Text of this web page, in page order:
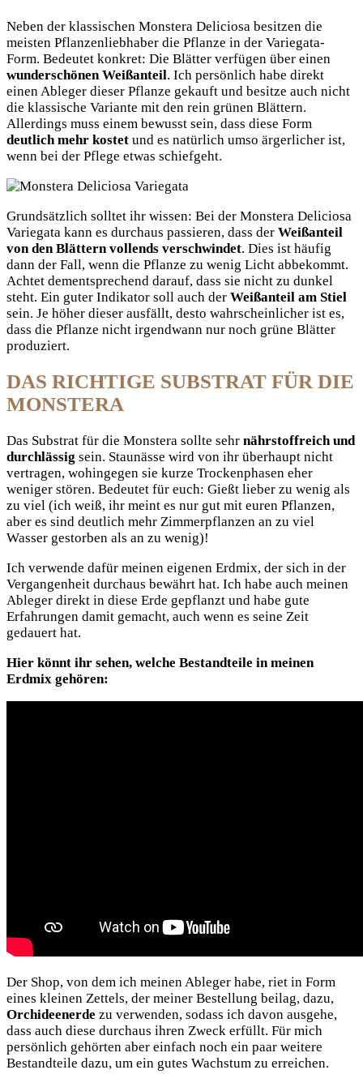
Neben der klassischen Monstera Deliciosa besitzen die
meisten Pflanzenliebhaber die Pflanze in der Variegata-
Form. Bedeutet konkret: Die Blätter verfügen über einen
wunderschönen Weißanteil. Ich persönlich habe direkt
einen Ableger dieser Pflanze gekauft und besitze auch nicht
die klassische Variante mit den rein grünen Blättern.
Allerdings muss einem bewusst sein, dass diese Form
deutlich mehr kostet und es natürlich umso ärgerlicher ist,
wenn bei der Pflege etwas schiefgeht.
Grundsätzlich solltet ihr wissen: Bei der Monstera Deliciosa
Variegata kann es durchaus passieren, dass der Weißanteil
von den Blättern vollends verschwindet. Dies ist häufig
dann der Fall, wenn die Pflanze zu wenig Licht abbekommt.
Achtet dementsprechend darauf, dass sie nicht zu dunkel
steht. Ein guter Indikator soll auch der Weißanteil am Stiel
sein. Je höher dieser ausfällt, desto wahrscheinlicher ist es,
dass die Pflanze nicht irgendwann nur noch grüne Blätter
produziert.
DAS RICHTIGE SUBSTRAT FÜR DIE
MONSTERA
Das Substrat für die Monstera sollte sehr nährstoffreich und
durchlässig sein. Staunässe wird von ihr überhaupt nicht
vertragen, wohingegen sie kurze Trockenphasen eher
weniger stören. Bedeutet für euch: Gießt lieber zu wenig als
zu viel (ich weiß, ihr meint es nur gut mit euren Pflanzen,
aber es sind deutlich mehr Zimmerpflanzen an zu viel
Wasser gestorben als an zu wenig)!
Ich verwende dafür meinen eigenen Erdmix, der sich in der
Vergangenheit durchaus bewährt hat. Ich habe auch meinen
Ableger direkt in diese Erde gepflanzt und habe gute
Erfahrungen damit gemacht, auch wenn es seine Zeit
gedauert hat.
Hier könnt ihr sehen, welche Bestandteile in meinen
Erdmix gehören:
Der Shop, von dem ich meinen Ableger habe, riet in Form
eines kleinen Zettels, der meiner Bestellung beilag, dazu,
Orchideenerde zu verwenden, sodass ich davon ausgehe,
dass auch diese durchaus ihren Zweck erfüllt. Für mich
persönlich gehörten aber einfach noch ein paar weitere
Bestandteile dazu, um ein gutes Wachstum zu erreichen.